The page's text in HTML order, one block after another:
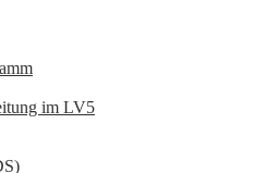
im LV5